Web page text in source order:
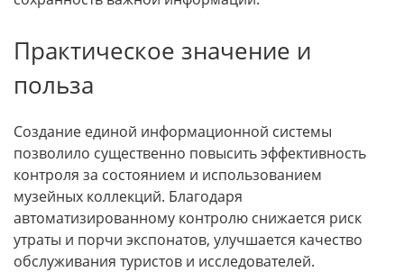
Практическое значение и
польза
Создание единой информационной системы
позволило существенно повысить эффективность
контроля за состоянием и использованием
музейных коллекций. Благодаря
автоматизированному контролю снижается риск
утраты и порчи экспонатов, улучшается качество
обслуживания туристов и исследователей.